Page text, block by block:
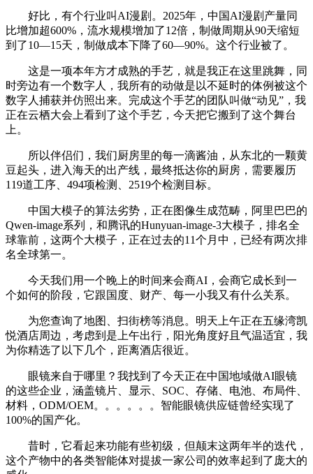
好比，有个行业叫AI漫剧。2025年，中国AI漫剧产量同
比增加超600%，流水规模增加了12倍，制做周期从90天缩短
到了10—15天，制做成本下降了60—90%。这个行业被了。
这是一项本年方才成熟的手艺，就是我正在这里跳舞，同
时旁边有一个数字人，我所有的动做是以不延时的体例被这个
数字人捕获并仿照出来。完成这个手艺的团队叫做“动见”，我
正在云栖大会上看到了这个手艺，今天把它搬到了这个舞台
上。
所以伴侣们，我们厨房里的每一滴酱油，从东北的一颗黄
豆起头，进入海天的出产线，最终抵达你的厨房，需要履历
119道工序、494项检测、2519个检测目标。
中国大模子的算法劣势，正在图像生成范畴，阿里巴巴的
Qwen-image系列，和腾讯的Hunyuan-image-3大模子，排名全
球靠前，这两个大模子，正在过去的11个月中，已经有两次排
名全球第一。
今天我们用一个晚上的时间来会商AI，会商它成长到一
个如何的阶段，它跟国度、财产、每一小我又有什么关系。
为您查询了地图、扫街榜等消息。明天上午正在五缘湾凯
悦酒店周边，考虑到是上午出行，阳光角度好且气温适宜，我
为你精选了以下几个，距离酒店很近。
眼镜来自于哪里？我找到了今天正在中国地域做AI眼镜
的这些企业，涵盖镜片、显示、SOC、存储、电池、布局件、
材料，ODM/OEM。。。。。。智能眼镜供应链曾经实现了
100%的国产化。
昔时，它看起来功能有些初级，但颠末这两年半的迭代，
这个产物中的各类智能体对提拔一家公司的效率起到了庞大的